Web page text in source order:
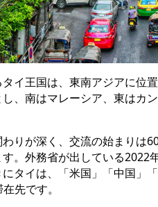
イ王国は、東南アジアに位
、南はマレーシア、東はカ
りが深く、交流の始まりは
。 外務省が出している2022
タイは、「米国」「中国」
先です。